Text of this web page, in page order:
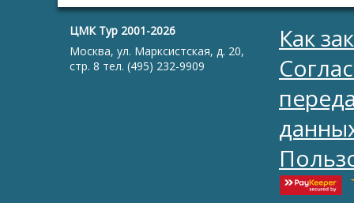
ЦМК Тур 2001-2026
Москва, ул. Марксистская, д. 20,
стр. 8 тел. (495) 232-9909
Как